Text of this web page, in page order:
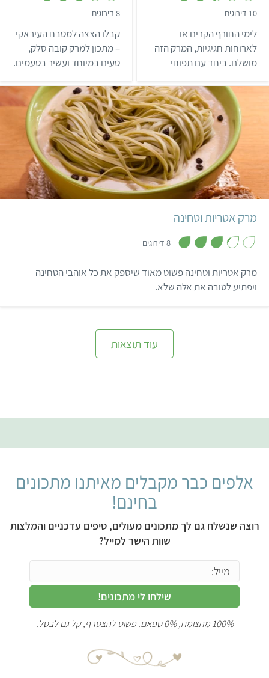
10 דירוגים
.
8
מ
ת
ו
לימי החורף הקרים או
לארוחות חגיגיות, המרק הזה
מושלם. ביחד עם תפוחי
התיבול, וביחד עם החריף
שנותן למרק חריפות מצוינת –
המרק הזה מעולה לכל
ארוחה!
8 דירוגים
.
4
מ
ת
ו
קבלו הצצה למטבח העיראקי
– מתכון למרק קובה סלק,
טעים במיוחד ועשיר בטעמים.
קל 15 דקות
מרק אטריות וטחינה
8 דירוגים
ת
מרק אטריות וטחינה פשוט מאוד שיספק את כל אוהבי הטחינה
ויפתיע לטובה את אלה שלא.
עוד תוצאות
אלפים כבר מקבלים מאיתנו מתכונים
בחינם!
רוצה שנשלח גם לך מתכונים מעולים, טיפים עדכניים והמלצות
שוות הישר למייל?
שילחו לי מתכונים!
100% מהצומח, 0% ספאם. פשוט להצטרף, קל גם לבטל.